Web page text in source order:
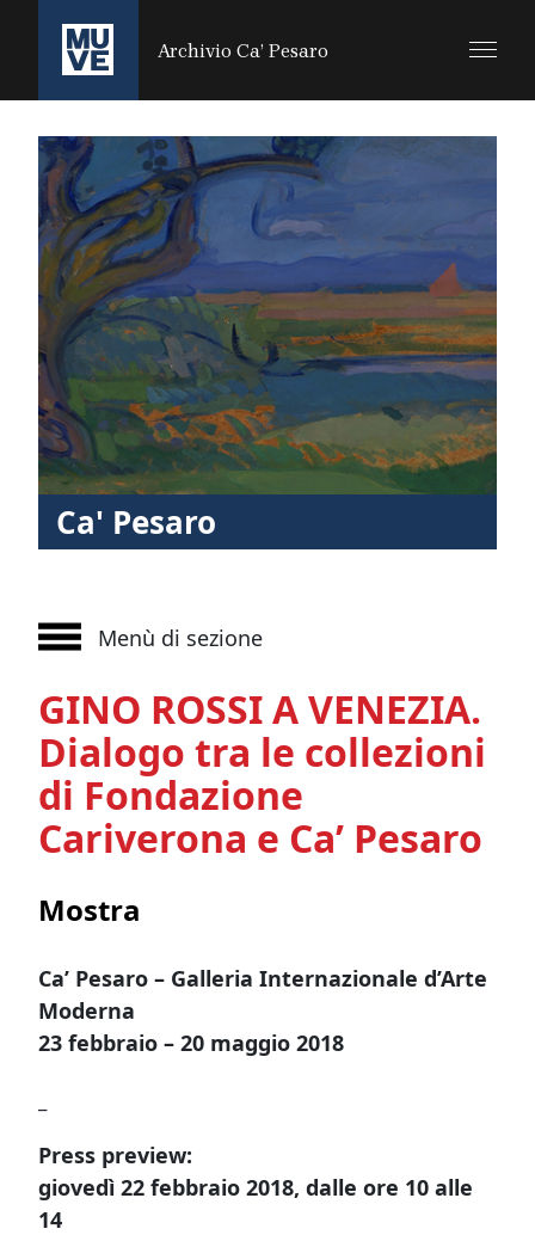
SALTA AL CONTENUTO PRINCIPALE
Archivio Ca’ Pesaro
Ca' Pesaro
Menù di sezione
GINO ROSSI A VENEZIA.
Dialogo tra le collezioni
di Fondazione
Cariverona e Ca’ Pesaro
Mostra
Ca’ Pesaro – Galleria Internazionale d’Arte
Moderna
23 febbraio – 20 maggio 2018
Press preview:
giovedì 22 febbraio 2018, dalle ore 10 alle
14